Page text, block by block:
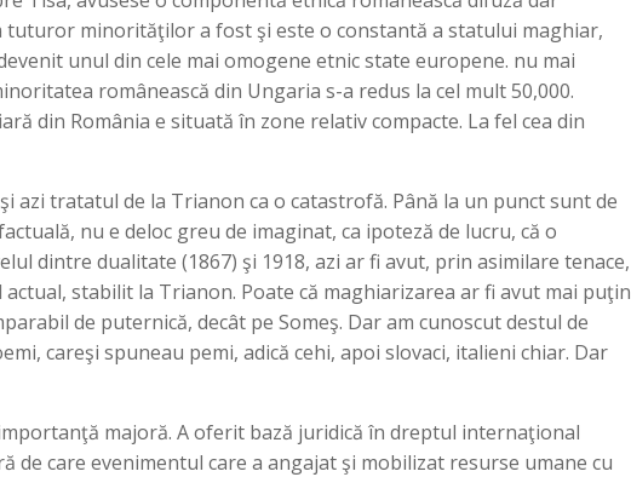
tuturor minorităţilor a fost şi este o constantă a statului maghiar,
unul din cele mai omogene etnic state europene. nu mai
românească din Ungaria s-a redus la cel mult 50,000.
din România e situată în zone relativ compacte. La fel cea din
azi tratatul de la Trianon ca o catastrofă. Până la un punct sunt de
nu e deloc greu de imaginat, ca ipoteză de lucru, că o
dintre dualitate (1867) şi 1918, azi ar fi avut, prin asimilare tenace,
stabilit la Trianon. Poate că maghiarizarea ar fi avut mai puţin
de puternică, decât pe Someş. Dar am cunoscut destul de
careşi spuneau pemi, adică cehi, apoi slovaci, italieni chiar. Dar
majoră. A oferit bază juridică în dreptul internaţional
de care evenimentul care a angajat şi mobilizat resurse umane cu